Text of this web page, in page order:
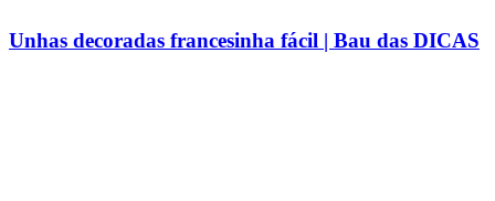
Unhas decoradas francesinha fácil | Bau das DICAS